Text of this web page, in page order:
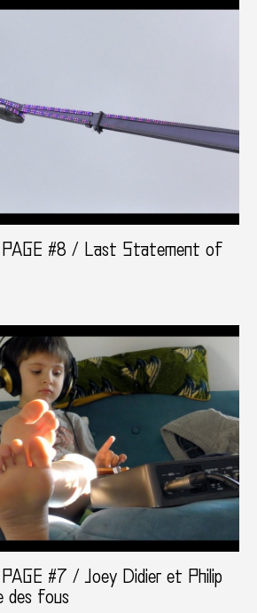
PAGE #8 / Last Statement of
#7 / Joey Didier et Philip
des fous